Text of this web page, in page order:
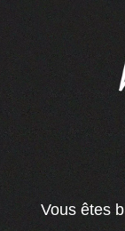
Vous êtes